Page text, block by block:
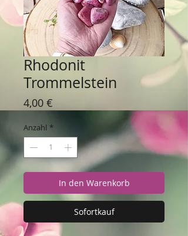
Rhodonit
Trommelstein
4,00 €
Anzahl *
In den Warenkorb
Sofortkauf